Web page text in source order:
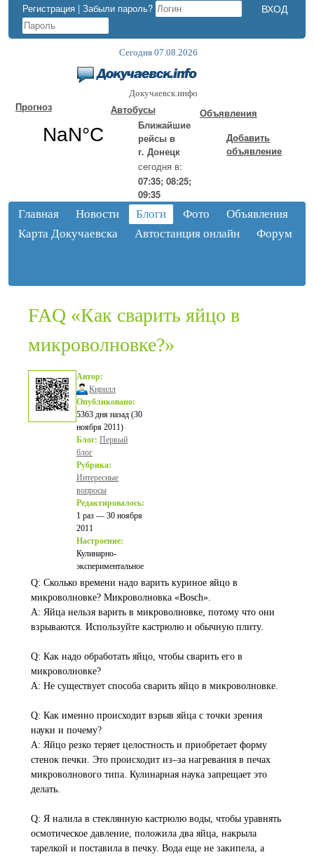
Регистрация | Забыли пароль?
Сегодня 07.08.2026
Докучаевск.инфо
Прогноз
Автобусы
Ближайшие
рейсы в
г. Донецк
сегодня в:
07:35; 08:25;
09:35
Объявления
Добавить
объявление
Главная Новости Блоги Фото
Объявления
Карта Докучаевска
Автостанция онлайн Форум
FAQ «Как сварить яйцо в
микроволновке?»
Автор:
Кирилл
Опубликовано:
5363 дня назад (30
ноября 2011)
Блог: Первый
блог
Рубрика:
Интересные
вопросы
Редактировалось:
1 раз — 30 ноября
2011
Настроение:
Кулинарно-
экспериментальное
Q: Сколько времени надо варить куриное яйцо в
микроволновке? Микроволновка «Bosсh».
A: Яйца нельзя варить в микроволновке, потому что они
взрываются. Используйте кастрюлю и обычную плиту.
Q: Как надо обработать яйцо, чтобы сварить его в
микроволновке?
A: Не существует способа сварить яйцо в микроволновке.
Q: Как именно происходит взрыв яйца с точки зрения
науки и почему?
A: Яйцо резко теряет целостность и приобретает форму
стенок печки. Это происходит из–за нагревания в печах
микроволнового типа. Кулинарная наука запрещает это
делать.
Q: Я налила в стеклянную кастрюлю воды, чтобы уравнять
осмотическое давление, положила два яйца, накрыла
тарелкой и поставила в печку. Вода еще не закипела, а